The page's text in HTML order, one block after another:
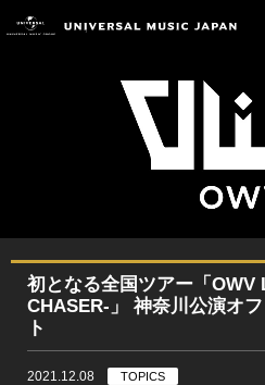
初となる全国ツアー「OWV
CHASER-」 神奈川公演オ
ト
2021.12.08 TOPICS